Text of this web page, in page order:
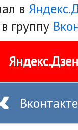
в
группу
Яндекс.Дзен
Вконтакте